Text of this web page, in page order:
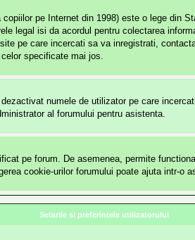
pe Internet din 1998) este o lege din
legal isi da acordul pentru colectarea
pe care incercati sa va inregistrati,
specificate mai jos.
numele de utilizator pe care
al forumului pentru asistenta.
pe forum. De asemenea, permite
cookie-urilor forumului poate ajuta intr-o
Setarile si preferintele utilizatorului